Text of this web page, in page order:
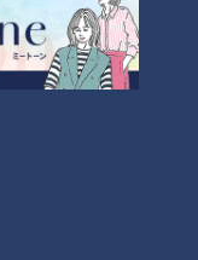
ボール見極めよ